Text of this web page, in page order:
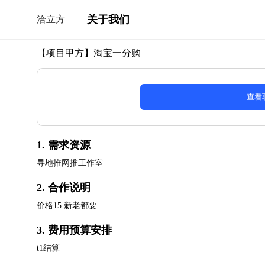
洽立方 关于我们
【项目甲方】淘宝一分购
查看
1. 需求资源
寻地推网推工作室
2. 合作说明
价格15 新老都要
3. 费用预算安排
t1结算